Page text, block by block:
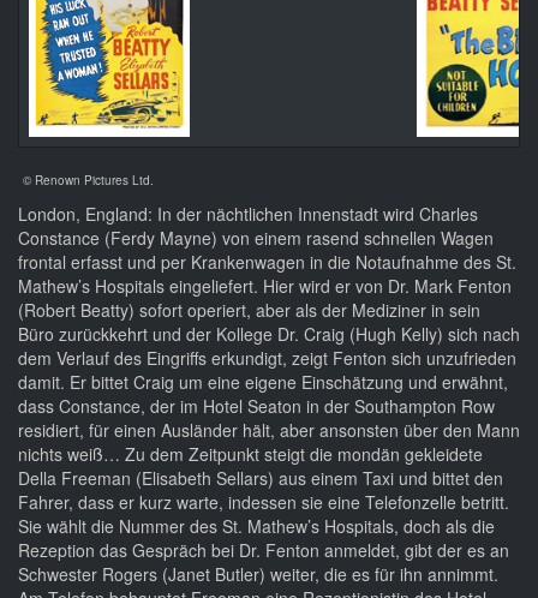
© Renown Pictures Ltd.
London, England: In der nächtlichen Innenstadt wird Charles
Constance (Ferdy Mayne) von einem rasend schnellen Wagen
frontal erfasst und per Krankenwagen in die Notaufnahme des St.
Mathew’s Hospitals eingeliefert. Hier wird er von Dr. Mark Fenton
(Robert Beatty) sofort operiert, aber als der Mediziner in sein
Büro zurückkehrt und der Kollege Dr. Craig (Hugh Kelly) sich nach
dem Verlauf des Eingriffs erkundigt, zeigt Fenton sich unzufrieden
damit. Er bittet Craig um eine eigene Einschätzung und erwähnt,
dass Constance, der im Hotel Seaton in der Southampton Row
residiert, für einen Ausländer hält, aber ansonsten über den Mann
nichts weiß… Zu dem Zeitpunkt steigt die mondän gekleidete
Della Freeman (Elisabeth Sellars) aus einem Taxi und bittet den
Fahrer, dass er kurz warte, indessen sie eine Telefonzelle betritt.
Sie wählt die Nummer des St. Mathew’s Hospitals, doch als die
Rezeption das Gespräch bei Dr. Fenton anmeldet, gibt der es an
Schwester Rogers (Janet Butler) weiter, die es für ihn annimmt.